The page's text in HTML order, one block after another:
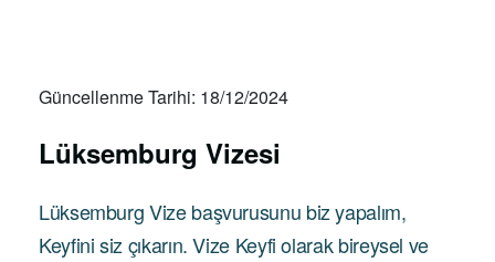
Güncellenme Tarihi: 18/12/2024
Lüksemburg Vizesi
Lüksemburg Vize başvurusunu biz yapalım,
Keyfini siz çıkarın. Vize Keyfi olarak bireysel ve